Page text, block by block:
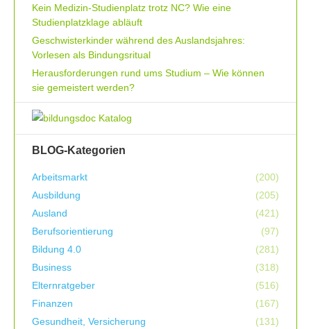
Kein Medizin-Studienplatz trotz NC? Wie eine
Studienplatzklage abläuft
Geschwisterkinder während des Auslandsjahres:
Vorlesen als Bindungsritual
Herausforderungen rund ums Studium – Wie können
sie gemeistert werden?
BLOG-Kategorien
Arbeitsmarkt
(200)
Ausbildung
(205)
Ausland
(421)
Berufsorientierung
(97)
Bildung 4.0
(281)
Business
(318)
Elternratgeber
(516)
Finanzen
(167)
Gesundheit, Versicherung
(131)